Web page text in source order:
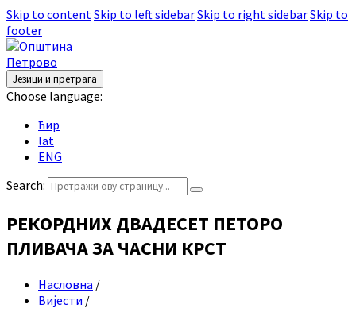
Skip to contentSkip to left sidebarSkip to right sidebarSkip to
footer
Језици и претрага
Choose language:
ћир
lat
ENG
Search:
РЕКОРДНИХ ДВАДЕСЕТ ПЕТОРО
ПЛИВАЧА ЗА ЧАСНИ КРСТ
Насловна /
Вијести /